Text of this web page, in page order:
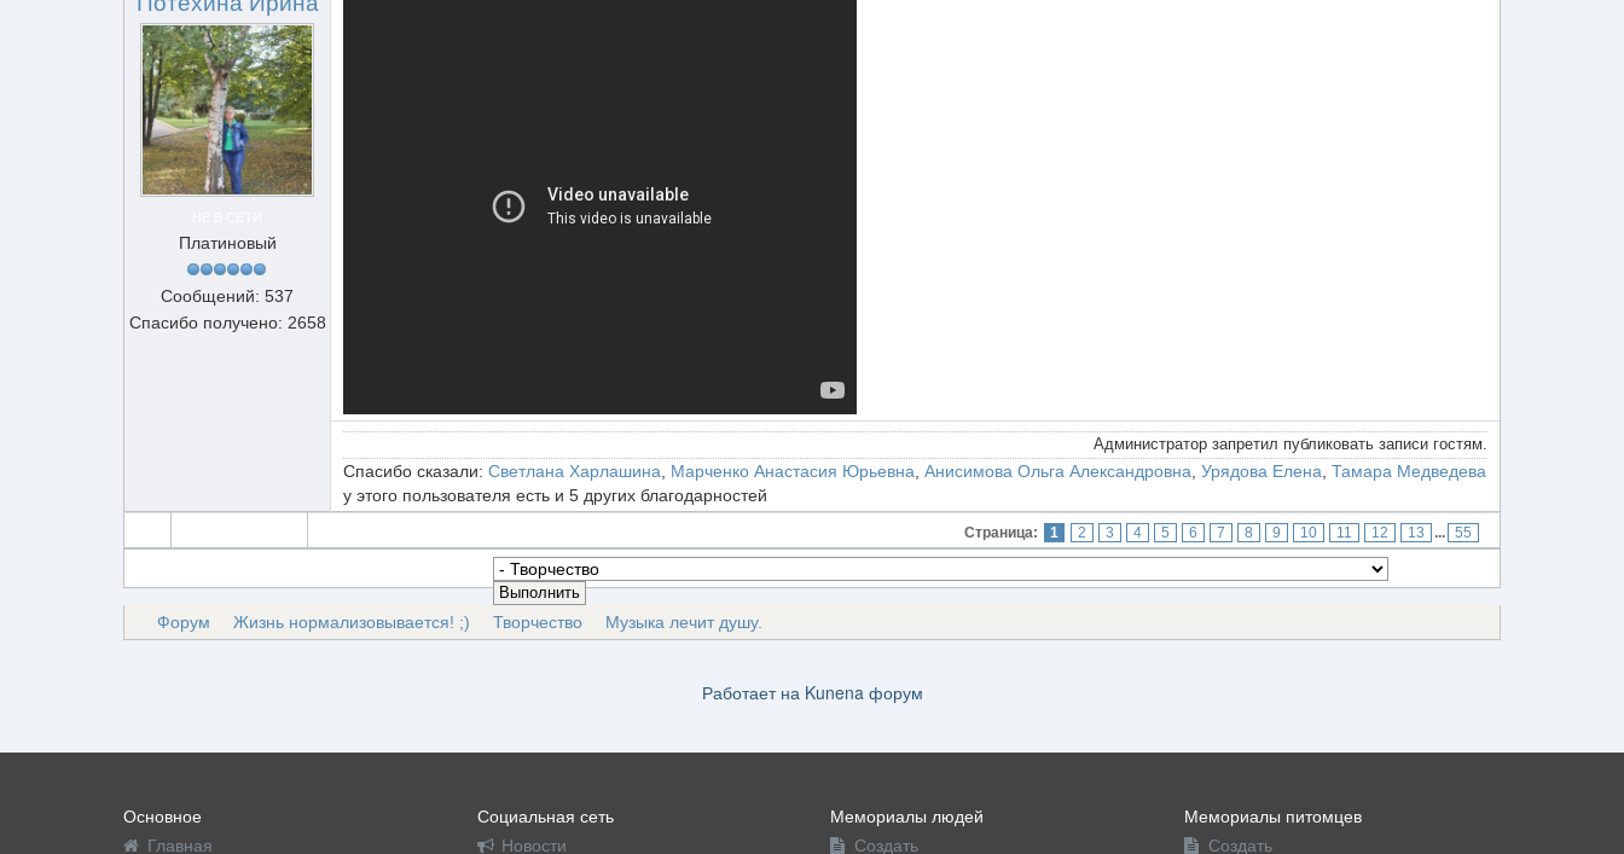
Платиновый
Сообщений: 537
Спасибо получено: 2658
Администратор запретил публиковать записи гостям.
Спасибо сказали: Светлана Харлашина Марченко Анастасия Юрьевна Анисимова Ольга Александровна Урядова Елена Тамара Медведева
у этого пользователя есть и 5 других благодарностей
Страница: 1 2 3 4 5 6 7 8 9 10 11 12 13 ... 55
Форум Жизнь нормализовывается! ;) Творчество Музыка лечит душу.
Работает на Kunena форум
Основное
Главная
Социальная сеть
Новости
Мемориалы людей
Создать
Мемориалы питомцев
Создать